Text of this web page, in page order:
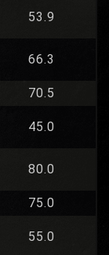
53.9
66.3
70.5
45.0
80.0
75.0
55.0